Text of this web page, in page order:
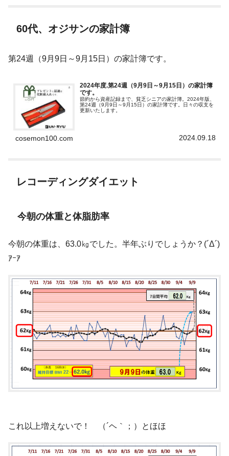
60代、オジサンの家計簿
第24週（9月9日～9月15日）の家計簿です。
2024年度.第24週（9月9日～9月15日）の家計簿
です。
節約から資産記録まで、貧乏シニアの家計簿。2024年版、
第24週（9月9日～9月15日）の家計簿です。日々の収支を
更新いたします。
cosemon100.com 2024.09.18
レコーディングダイエット
今朝の体重と体脂肪率
今朝の体重は、63.0㎏でした。半年ぶりでしょうか？(´Δ´)
ｱｰｱ
これ以上増えないで！ （´ヘ｀；）とほほ